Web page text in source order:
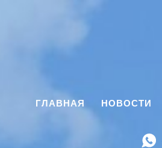
ГЛАВНАЯ НОВОСТИ